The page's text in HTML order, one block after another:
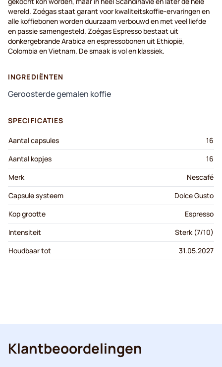
wereld. Zoégas staat garant voor kwaliteitskoffie-ervaringen en
alle koffiebonen worden duurzaam verbouwd en met veel liefde
en passie samengesteld. Zoégas Espresso bestaat uit
donkergebrande Arabica en espressobonen uit Ethiopië,
Colombia en Vietnam. De smaak is vol en klassiek.
INGREDIËNTEN
Geroosterde gemalen koffie
SPECIFICATIES
Aantal capsules
16
Aantal kopjes
16
Merk
Nescafé
Capsule systeem
Dolce Gusto
Kop grootte
Espresso
Intensiteit
Sterk (7/10)
Houdbaar tot
31.05.2027
Klantbeoordelingen